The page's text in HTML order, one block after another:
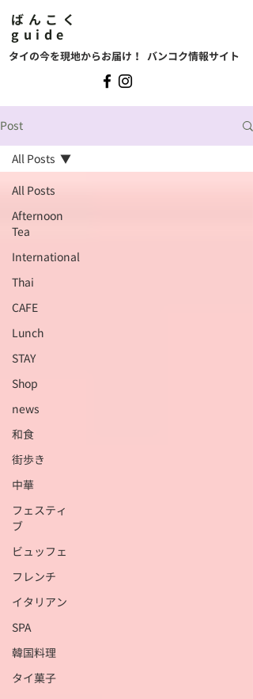
ばんこく
guide
タイの今を現地からお届け！ バンコク情報サイト
Post
All Posts
Afternoon
Tea
International
Thai
CAFE
Lunch
STAY
Shop
news
和食
街歩き
中華
フェスティ
ブ
ビュッフェ
フレンチ
イタリアン
SPA
韓国料理
タイ菓子
All Posts